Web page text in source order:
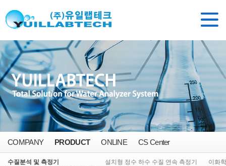
COMPANY PRODUCT ONLINE CS Center
수질분석 및 측정기
설치형 정수 하수 수질 연속 측정기
이화